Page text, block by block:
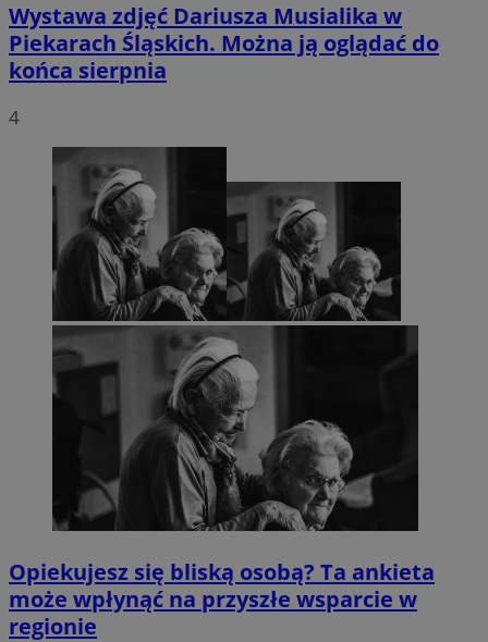
Wystawa zdjęć Dariusza Musialika w
Piekarach Śląskich. Można ją oglądać do
końca sierpnia
4
Opiekujesz się bliską osobą? Ta ankieta
może wpłynąć na przyszłe wsparcie w
regionie